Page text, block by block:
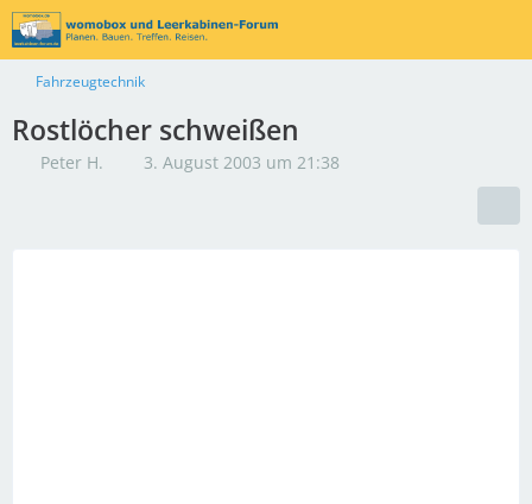
Fahrzeugtechnik
Rostlöcher schweißen
Peter H. 3. August 2003 um 21:38